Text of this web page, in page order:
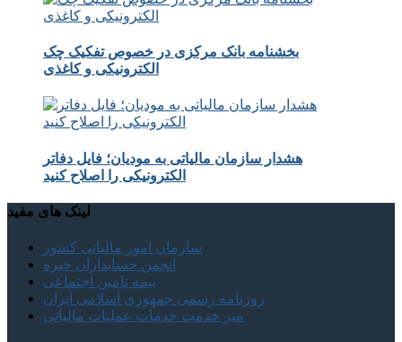
بخشنامه بانک مرکزی در خصوص تفکیک چک
الکترونیکی و کاغذی
هشدار سازمان مالیاتی به مودیان؛ فایل دفاتر
الکترونیکی را اصلاح کنید
لینک های مفید
سازمان امور مالیاتی کشور
انجمن حسابداران خبره
بیمه تامین اجتماعی
روزنامه رسمی جمهوری اسلامی ایران
میز خدمت خدمات عملیات مالیاتی